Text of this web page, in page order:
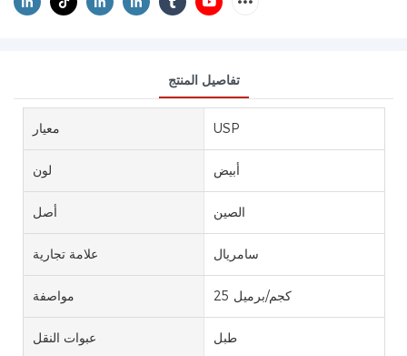
تفاصيل المنتج
معيار USP
لون أبيض
أصل الصين
علامة تجارية سامريال
مواصفة 25 كجم/برميل
عبوات النقل طبل